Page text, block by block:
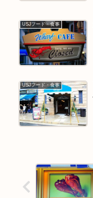
USJフード・食事
USJフード・食事